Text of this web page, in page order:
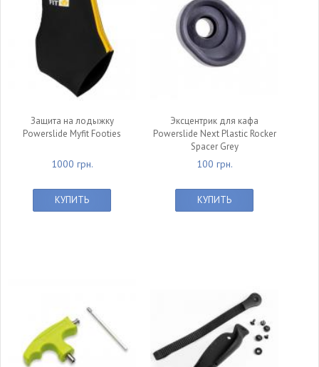
Защита на лодыжку
Powerslide Myfit Footies
1000 грн.
КУПИТЬ
Эксцентрик для кафа
Powerslide Next Plastic Rocker
Spacer Grey
100 грн.
КУПИТЬ